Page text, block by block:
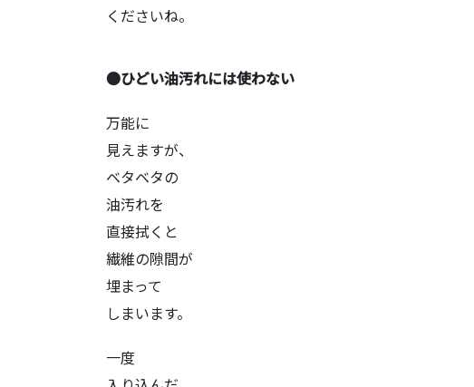
くださいね。
●ひどい油汚れには使わない
万能に
見えますが、
ベタベタの
油汚れを
直接拭くと
繊維の隙間が
埋まって
しまいます。
一度